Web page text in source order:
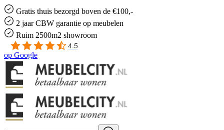
Gratis thuis bezorgd boven de €100,-
2 jaar CBW garantie op meubelen
Ruim 2500m2 showroom
4.5
op Google